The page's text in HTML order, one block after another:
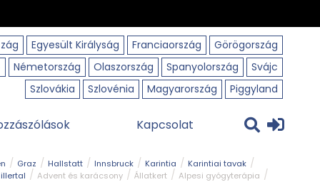
Egyesült Királyság Franciaország
Görögország
Németország Olaszország Spanyolország
Svájc
Szlovákia
Szlovénia Magyarország Piggyland
Kapcsolat
Graz Hallstatt Innsbruck Karintia
Karintiai tavak
Advent és karácsony Állatkert Alpesi gyógyterápia